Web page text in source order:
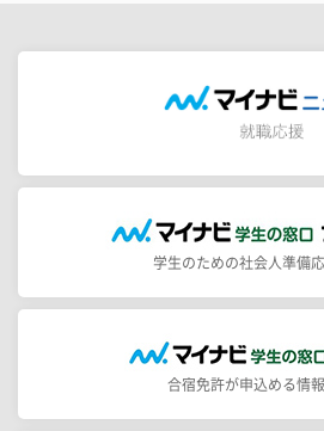
学生のための社会人準備
合宿免許が申込める情